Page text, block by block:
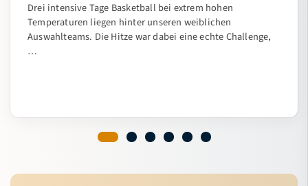
Drei intensive Tage Basketball bei extrem hohen
Temperaturen liegen hinter unseren weiblichen
Auswahlteams. Die Hitze war dabei eine echte Challenge,
…